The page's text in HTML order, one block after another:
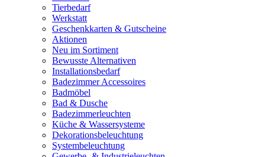
Tierbedarf
Werkstatt
Geschenkkarten & Gutscheine
Aktionen
Neu im Sortiment
Bewusste Alternativen
Installationsbedarf
Badezimmer Accessoires
Badmöbel
Bad & Dusche
Badezimmerleuchten
Küche & Wassersysteme
Dekorationsbeleuchtung
Systembeleuchtung